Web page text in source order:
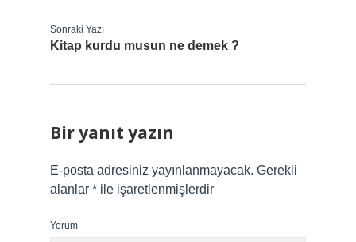
Sonraki Yazı
Kitap kurdu musun ne demek ?
Bir yanıt yazın
E-posta adresiniz yayınlanmayacak. Gerekli
alanlar * ile işaretlenmişlerdir
Yorum